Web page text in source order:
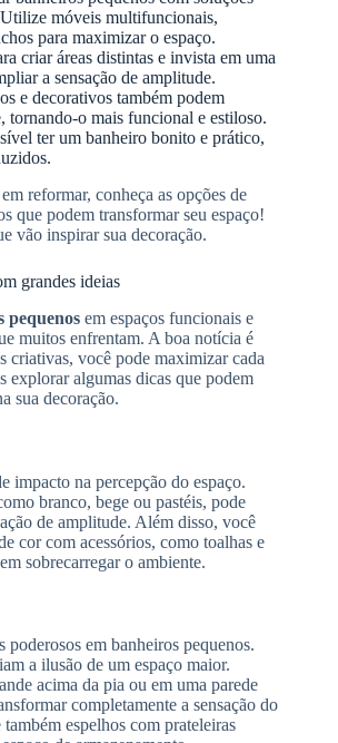
móveis multifuncionais,
para maximizar o espaço.
criar áreas distintas e invista em uma
a sensação de amplitude.
e decorativos também podem
tornando-o mais funcional e estiloso.
ter um banheiro bonito e prático,
reformar, conheça as opções de
que podem transformar seu espaço!
vão inspirar sua decoração.
grandes ideias
pequenos em espaços funcionais e
muitos enfrentam. A boa notícia é
criativas, você pode maximizar cada
explorar algumas dicas que podem
sua decoração.
impacto na percepção do espaço.
branco, bege ou pastéis, pode
de amplitude. Além disso, você
cor com acessórios, como toalhas e
sobrecarregar o ambiente.
poderosos em banheiros pequenos.
a ilusão de um espaço maior.
acima da pia ou em uma parede
completamente a sensação do
espelhos com prateleiras